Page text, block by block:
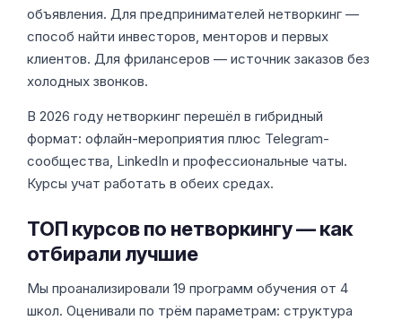
объявления. Для предпринимателей нетворкинг —
способ найти инвесторов, менторов и первых
клиентов. Для фрилансеров — источник заказов без
холодных звонков.
В 2026 году нетворкинг перешёл в гибридный
формат: офлайн-мероприятия плюс Telegram-
сообщества, LinkedIn и профессиональные чаты.
Курсы учат работать в обеих средах.
ТОП курсов по нетворкингу — как
отбирали лучшие
Мы проанализировали 19 программ обучения от 4
школ. Оценивали по трём параметрам: структура